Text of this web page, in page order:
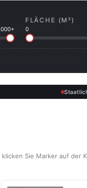
FLÄCHE (M²)
0
Sie Marker auf der